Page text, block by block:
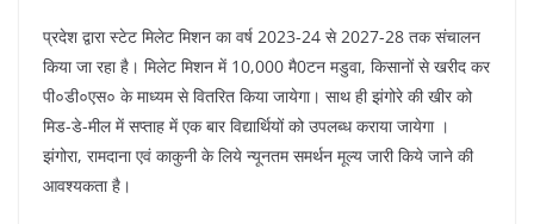
प्रदेश द्वारा स्टेट मिलेट मिशन का वर्ष 2023-24 से 2027-28 तक संचालन
किया जा रहा है। मिलेट मिशन में 10,000 मै0टन मडुवा, किसानों से खरीद कर
पी०डी०एस० के माध्यम से वितरित किया जायेगा। साथ ही झंगोरे की खीर को
मिड-डे-मील में सप्ताह में एक बार विद्यार्थियों को उपलब्ध कराया जायेगा ।
झंगोरा, रामदाना एवं काकुनी के लिये न्यूनतम समर्थन मूल्य जारी किये जाने की
आवश्यकता है।